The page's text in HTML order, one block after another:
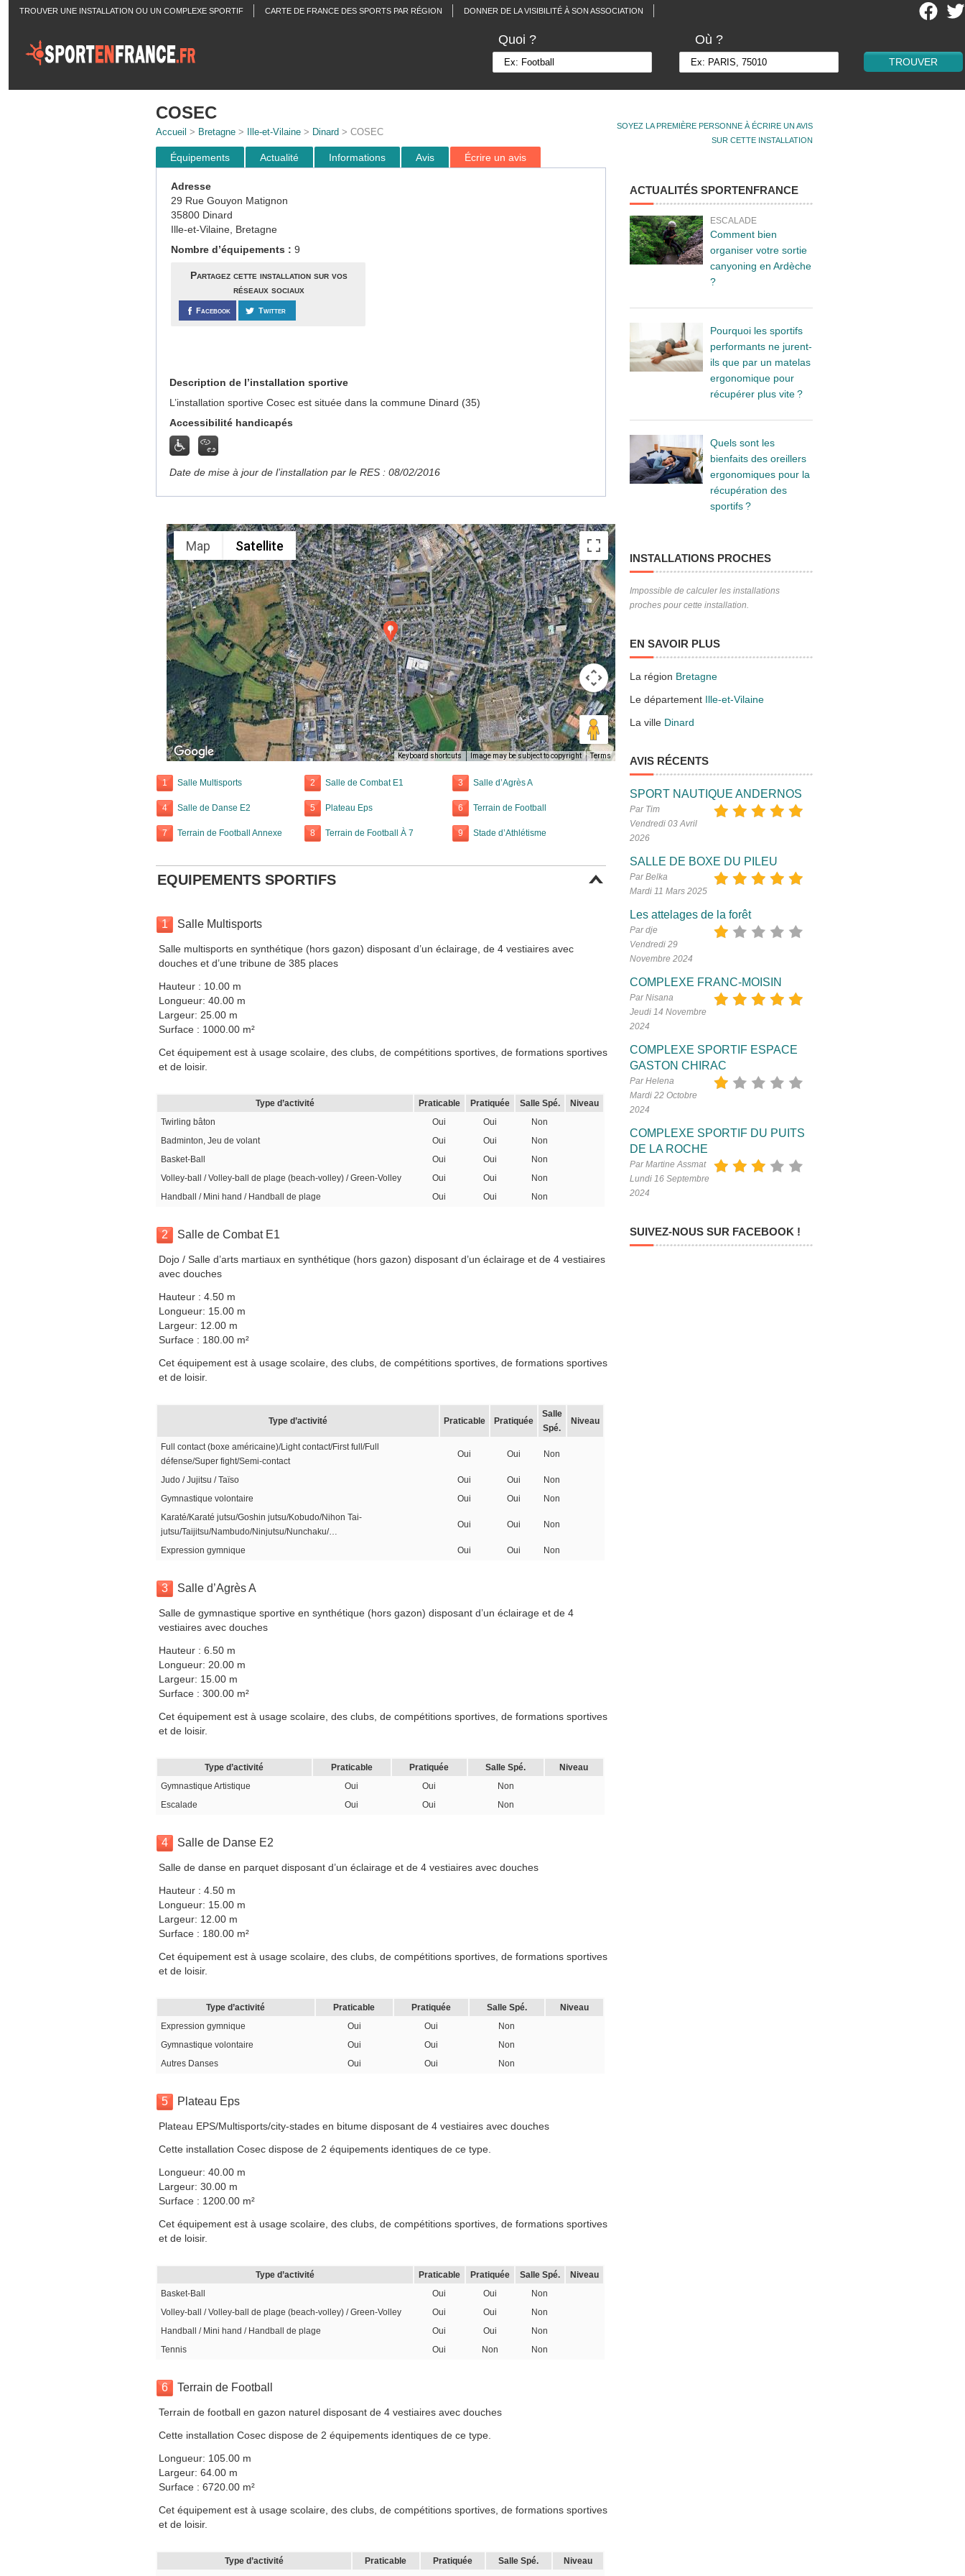
TROUVER UNE INSTALLATION OU UN COMPLEXE SPORTIF CARTE DE FRANCE DES SPORTS PAR RÉGION DONNER DE LA VISIBILITÉ À SON ASSOCIATION
Quoi ? Où ?
SOYEZ LA PREMIÈRE PERSONNE À ÉCRIRE UN AVIS
SUR CETTE INSTALLATION
COSEC
Accueil > Bretagne> Ille-et-Vilaine> Dinard > COSEC
Équipements Actualité Informations Avis Écrire un avis
Adresse
29 Rue Gouyon Matignon
35800 Dinard
Ille-et-Vilaine, Bretagne
Nombre d’équipements : 9
Partagez cette installation sur vos
réseaux sociaux
Facebook Twitter
Description de l’installation sportive
L’installation sportive Cosec est située dans la commune Dinard (35)
Accessibilité handicapés
Date de mise à jour de l’installation par le RES : 08/02/2016
Map Satellite
Keyboard shortcuts Image may be subject to copyright Terms
1 Salle Multisports 2 Salle de Combat E1 3 Salle d’Agrès A
4 Salle de Danse E2 5 Plateau Eps 6 Terrain de Football
7 Terrain de Football Annexe 8 Terrain de Football À 7 9 Stade d’Athlétisme
EQUIPEMENTS SPORTIFS
1 Salle Multisports
Salle multisports en synthétique (hors gazon) disposant d’un éclairage, de 4 vestiaires avec
douches et d’une tribune de 385 places
Hauteur : 10.00 m
Longueur: 40.00 m
Largeur: 25.00 m
Surface : 1000.00 m²
Cet équipement est à usage scolaire, des clubs, de compétitions sportives, de formations sportives
et de loisir.
Type d’activité Praticable Pratiquée Salle Spé.
Niveau
Twirling bâton
Oui Oui
Non
Badminton, Jeu de volant
Oui Oui
Non
Basket-Ball
Oui Oui
Non
Volley-ball / Volley-ball de plage (beach-volley) / Green-Volley
Oui Oui
Non
Handball / Mini hand / Handball de plage
Oui Oui Non
2 Salle de Combat E1
Dojo / Salle d’arts martiaux en synthétique (hors gazon) disposant d’un éclairage et de 4 vestiaires
avec douches
Hauteur : 4.50 m
Longueur: 15.00 m
Largeur: 12.00 m
Surface : 180.00 m²
Cet équipement est à usage scolaire, des clubs, de compétitions sportives, de formations sportives
et de loisir.
Type d’activité Praticable Pratiquée
Salle
Spé.
Niveau
Full contact (boxe américaine)/Light contact/First full/Full
défense/Super fight/Semi-contact
Oui Oui Non
Judo / Jujitsu / Taïso Oui Oui
Non
Gymnastique volontaire
Oui Oui
Non
Karaté/Karaté jutsu/Goshin jutsu/Kobudo/Nihon Tai-
jutsu/Taijitsu/Nambudo/Ninjutsu/Nunchaku/…
Oui Oui Non
Expression gymnique Oui Oui Non
3 Salle d’Agrès A
Salle de gymnastique sportive en synthétique (hors gazon) disposant d’un éclairage et de 4
vestiaires avec douches
Hauteur : 6.50 m
Longueur: 20.00 m
Largeur: 15.00 m
Surface : 300.00 m²
Cet équipement est à usage scolaire, des clubs, de compétitions sportives, de formations sportives
et de loisir.
Type d’activité Praticable Pratiquée Salle Spé.
Niveau
Gymnastique Artistique
Oui Oui
Non
Escalade
Oui Oui Non
4 Salle de Danse E2
Salle de danse en parquet disposant d’un éclairage et de 4 vestiaires avec douches
Hauteur : 4.50 m
Longueur: 15.00 m
Largeur: 12.00 m
Surface : 180.00 m²
Cet équipement est à usage scolaire, des clubs, de compétitions sportives, de formations sportives
et de loisir.
Type d’activité Praticable Pratiquée Salle Spé.
Niveau
Expression gymnique
Oui Oui
Non
Gymnastique volontaire
Oui Oui
Non
Autres Danses
Oui Oui Non
5 Plateau Eps
Plateau EPS/Multisports/city-stades en bitume disposant de 4 vestiaires avec douches
Cette installation Cosec dispose de 2 équipements identiques de ce type.
Longueur: 40.00 m
Largeur: 30.00 m
Surface : 1200.00 m²
Cet équipement est à usage scolaire, des clubs, de compétitions sportives, de formations sportives
et de loisir.
Type d’activité Praticable Pratiquée Salle Spé.
Niveau
Basket-Ball
Oui Oui
Non
Volley-ball / Volley-ball de plage (beach-volley) / Green-Volley
Oui Oui
Non
Handball / Mini hand / Handball de plage
Oui Oui
Non
Tennis
Oui Non Non
6 Terrain de Football
Terrain de football en gazon naturel disposant de 4 vestiaires avec douches
Cette installation Cosec dispose de 2 équipements identiques de ce type.
Longueur: 105.00 m
Largeur: 64.00 m
Surface : 6720.00 m²
Cet équipement est à usage scolaire, des clubs, de compétitions sportives, de formations sportives
et de loisir.
Type d’activité Praticable Pratiquée Salle Spé.
Niveau
ACTUALITÉS SPORTENFRANCE
ESCALADE
Comment bien
organiser votre sortie
canyoning en Ardèche
?
Pourquoi les sportifs
performants ne jurent-
ils que par un matelas
ergonomique pour
récupérer plus vite ?
Quels sont les
bienfaits des oreillers
ergonomiques pour la
récupération des
sportifs ?
INSTALLATIONS PROCHES
Impossible de calculer les installations
proches pour cette installation.
EN SAVOIR PLUS
La région Bretagne
Le département Ille-et-Vilaine
La ville Dinard
AVIS RÉCENTS
SPORT NAUTIQUE ANDERNOS
Par Tim
Vendredi 03 Avril
2026
SALLE DE BOXE DU PILEU
Par Belka
Mardi 11 Mars 2025
Les attelages de la forêt
Par dje
Vendredi 29
Novembre 2024
COMPLEXE FRANC-MOISIN
Par Nisana
Jeudi 14 Novembre
2024
COMPLEXE SPORTIF ESPACE
GASTON CHIRAC
Par Helena
Mardi 22 Octobre
2024
COMPLEXE SPORTIF DU PUITS
DE LA ROCHE
Par Martine Assmat
Lundi 16 Septembre
2024
SUIVEZ-NOUS SUR FACEBOOK !